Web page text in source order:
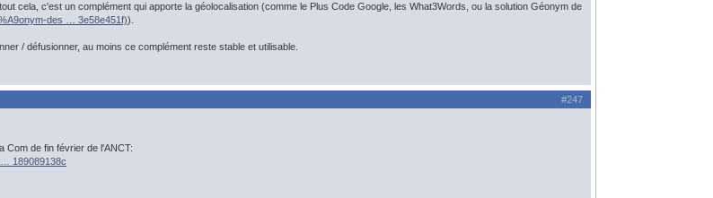
cela, c'est un complément qui apporte la géolocalisation (comme le Plus Code Google, les What3Words, ou la solution Géonym de
des … 3e58e451f)).
/ défusionner, au moins ce complément reste stable et utilisable.
#247
Com de fin février de l'ANCT:
189089138c